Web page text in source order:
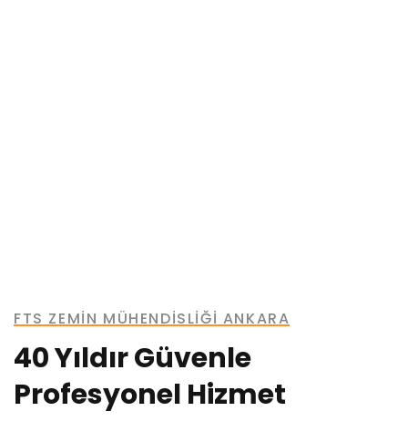
FTS ZEMIN MÜHENDISLIĞI ANKARA
40 Yıldır Güvenle
Profesyonel Hizmet